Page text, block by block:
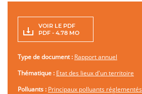
VOIR LE PDF
PDF - 4.78 MO
Type de document : Rapport annuel
Thématique : Etat des lieux d'un territoire
Polluants : Principaux polluants réglementés